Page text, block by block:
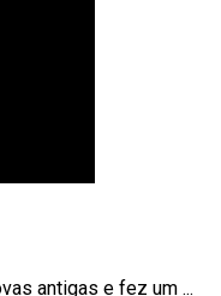
antigas e fez um ...